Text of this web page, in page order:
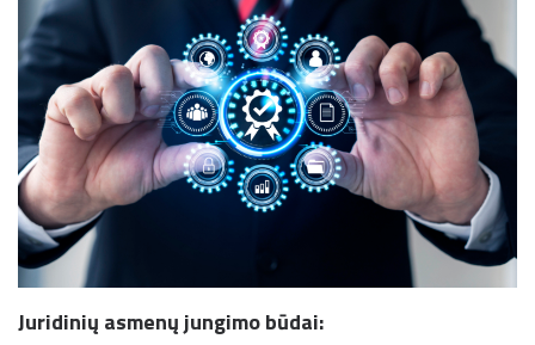
Juridinių asmenų jungimo būdai: